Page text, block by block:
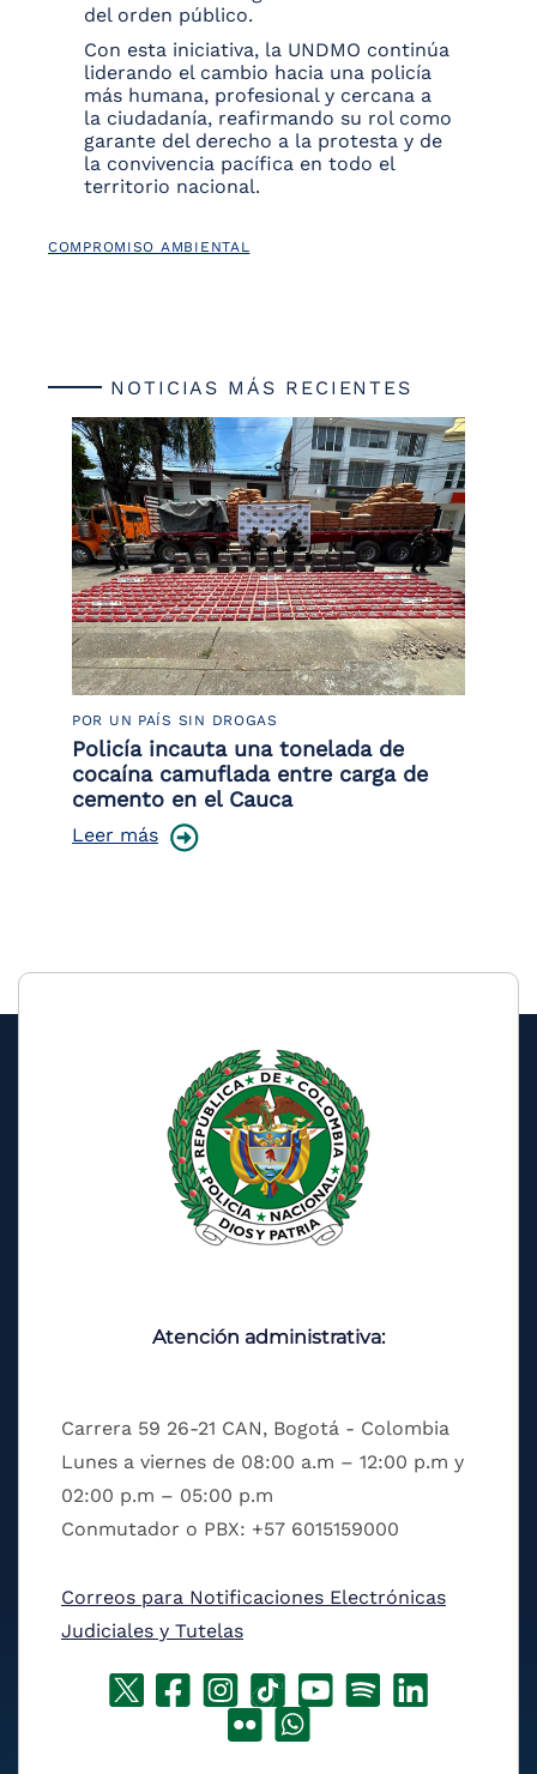
del orden público.
Con esta iniciativa, la UNDMO continúa
liderando el cambio hacia una policía
más humana, profesional y cercana a
la ciudadanía, reafirmando su rol como
garante del derecho a la protesta y de
la convivencia pacífica en todo el
territorio nacional.
COMPROMISO AMBIENTAL
NOTICIAS MÁS RECIENTES
POR UN PAÍS SIN DROGAS
Policía incauta una tonelada de
cocaína camuflada entre carga de
cemento en el Cauca
Leer más
Atención administrativa:
Carrera 59 26-21 CAN, Bogotá - Colombia
Lunes a viernes de 08:00 a.m – 12:00 p.m y
02:00 p.m – 05:00 p.m
Conmutador o PBX: +57 6015159000
Correos para Notificaciones Electrónicas
Judiciales y Tutelas